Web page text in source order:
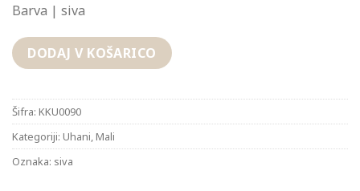
Barva | siva
DODAJ V KOŠARICO
Šifra: KKU0090
Kategoriji: Uhani,Mali
Oznaka: siva